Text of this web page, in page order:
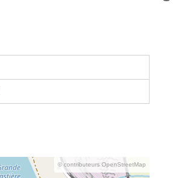
© contributeurs OpenStreetMap